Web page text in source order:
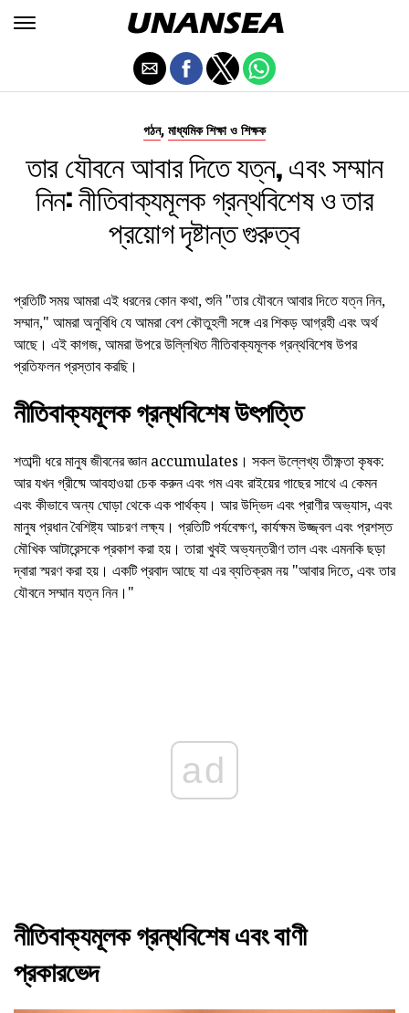
গঠন, মাধ্যমিক শিক্ষা ও শিক্ষক
তার যৌবনে আবার দিতে যত্ন, এবং সম্মান
নিন: নীতিবাক্যমূলক গ্রন্থবিশেষ ও তার
প্রয়োগ দৃষ্টান্ত গুরুত্ব
প্রতিটি সময় আমরা এই ধরনের কোন কথা, শুনি "তার যৌবনে আবার দিতে যত্ন নিন,
সম্মান," আমরা অনুবিধি যে আমরা বেশ কৌতুহলী সঙ্গে এর শিকড় আগ্রহী এবং অর্থ
আছে। এই কাগজ, আমরা উপরে উল্লিখিত নীতিবাক্যমূলক গ্রন্থবিশেষ উপর
প্রতিফলন প্রস্তাব করছি।
নীতিবাক্যমূলক গ্রন্থবিশেষ উৎপত্তি
শতাব্দী ধরে মানুষ জীবনের জ্ঞান accumulates। সকল উল্লেখ্য তীক্ষ্ণতা কৃষক:
আর যখন গ্রীষ্মে আবহাওয়া চেক করুন এবং গম এবং রাইয়ের গাছের সাথে এ কেমন
এবং কীভাবে অন্য ঘোড়া থেকে এক পার্থক্য। আর উদ্ভিদ এবং প্রাণীর অভ্যাস, এবং
মানুষ প্রধান বৈশিষ্ট্য আচরণ লক্ষ্য। প্রতিটি পর্যবেক্ষণ, কার্যক্ষম উজ্জ্বল এবং প্রশস্ত
মৌখিক আটারেন্সকে প্রকাশ করা হয়। তারা খুবই অভ্যন্তরীণ তাল এবং এমনকি ছড়া
দ্বারা স্মরণ করা হয়। একটি প্রবাদ আছে যা এর ব্যতিক্রম নয় "আবার দিতে, এবং তার
যৌবনে সম্মান যত্ন নিন।"
ad
নীতিবাক্যমূলক গ্রন্থবিশেষ এবং বাণী
প্রকারভেদ